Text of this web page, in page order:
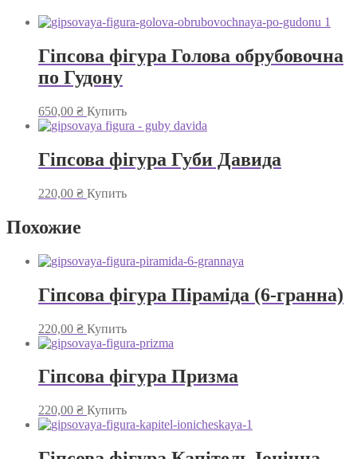
Гіпсова фігура Голова обрубовочна
по Гудону
650,00 ₴ Купить
Гіпсова фігура Губи Давида
220,00 ₴ Купить
Похожие
Гіпсова фігура Піраміда (6-гранна)
220,00 ₴ Купить
Гіпсова фігура Призма
220,00 ₴ Купить